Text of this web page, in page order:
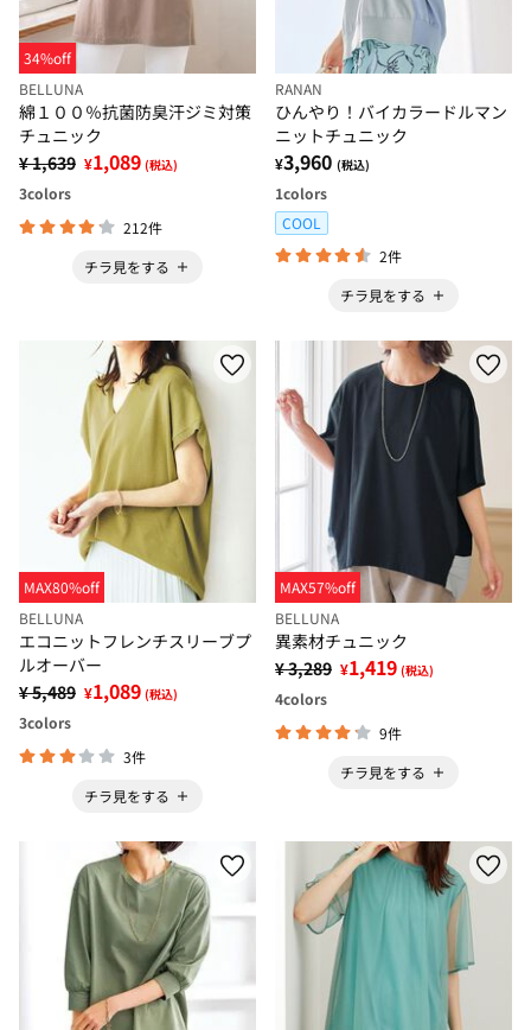
34%off
BELLUNA
綿１００％抗菌防臭汗ジミ対策
チュニック
¥ 1,639 ¥1,089 (税込)
3colors
212件
チラ見をする
RANAN
ひんやり！バイカラードルマン
ニットチュニック
¥3,960 (税込)
1colors
COOL
2件
チラ見をする
MAX80%off
BELLUNA
エコニットフレンチスリーブプ
ルオーバー
¥ 5,489 ¥1,089 (税込)
3colors
3件
チラ見をする
MAX57%off
BELLUNA
異素材チュニック
¥ 3,289 ¥1,419 (税込)
4colors
9件
チラ見をする